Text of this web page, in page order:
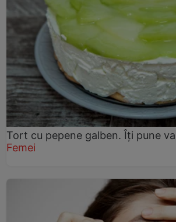
Tort cu pepene galben. Îți pune
Femei